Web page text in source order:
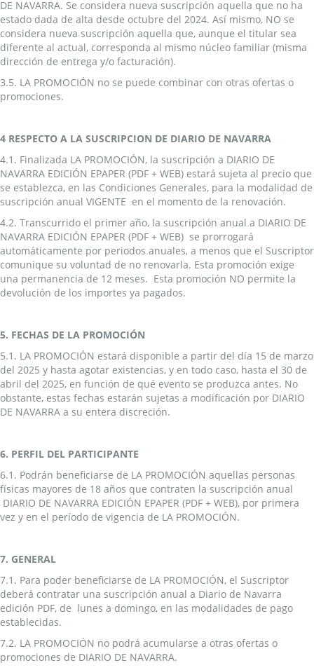
DE NAVARRA. Se considera nueva suscripción aquella que no ha
estado dada de alta desde octubre del 2024. Así mismo, NO se
considera nueva suscripción aquella que, aunque el titular sea
diferente al actual, corresponda al mismo núcleo familiar (misma
dirección de entrega y/o facturación).
3.5. LA PROMOCIÓN no se puede combinar con otras ofertas o
promociones.
4 RESPECTO A LA SUSCRIPCION DE DIARIO DE NAVARRA
4.1. Finalizada LA PROMOCIÓN, la suscripción a DIARIO DE
NAVARRA EDICIÓN EPAPER (PDF + WEB) estará sujeta al precio que
se establezca, en las Condiciones Generales, para la modalidad de
suscripción anual VIGENTE en el momento de la renovación.
4.2. Transcurrido el primer año, la suscripción anual a DIARIO DE
NAVARRA EDICIÓN EPAPER (PDF + WEB) se prorrogará
automáticamente por periodos anuales, a menos que el Suscriptor
comunique su voluntad de no renovarla. Esta promoción exige
una permanencia de 12 meses. Esta promoción NO permite la
devolución de los importes ya pagados.
5. FECHAS DE LA PROMOCIÓN
5.1. LA PROMOCIÓN estará disponible a partir del día 15 de marzo
del 2025 y hasta agotar existencias, y en todo caso, hasta el 30 de
abril del 2025, en función de qué evento se produzca antes. No
obstante, estas fechas estarán sujetas a modificación por DIARIO
DE NAVARRA a su entera discreción.
6. PERFIL DEL PARTICIPANTE
6.1. Podrán beneficiarse de LA PROMOCIÓN aquellas personas
físicas mayores de 18 años que contraten la suscripción anual
DIARIO DE NAVARRA EDICIÓN EPAPER (PDF + WEB), por primera
vez y en el período de vigencia de LA PROMOCIÓN.
7. GENERAL
7.1. Para poder beneficiarse de LA PROMOCIÓN, el Suscriptor
deberá contratar una suscripción anual a Diario de Navarra
edición PDF, de lunes a domingo, en las modalidades de pago
establecidas.
7.2. LA PROMOCIÓN no podrá acumularse a otras ofertas o
promociones de DIARIO DE NAVARRA.